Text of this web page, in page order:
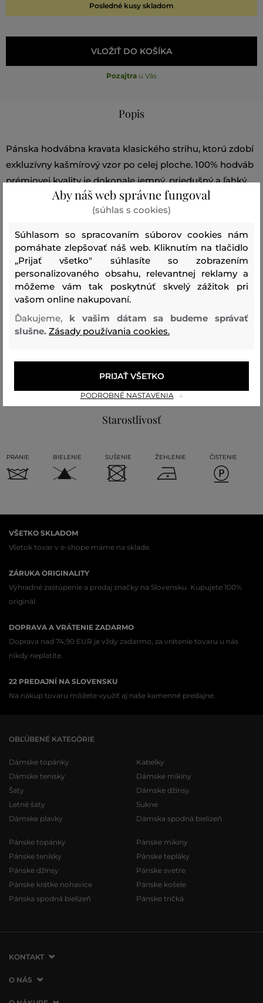
Posledné kusy skladom
VLOŽIŤ DO KOŠÍKA
Pozajtra u Vás
Popis
Pánska hodvábna kravata klasického strihu, ktorú zdobí
exkluzívny kašmírový vzor po celej ploche. 100% hodváb
prémiovej kvality je dokonale jemný, priedušný a ľahký.
Jeho charakteristický lesk a neobyčajne príjemný pocit
pri nosení si navždy zamilujete. Veľmi nápaditý a zároveň
vkusný doplnok, ktorý štýlovo doladí Váš elegantný
outfit.
Sezóna: SS24 Kód produktu: 9950127-324-GC-5-0
HODVÁB
Starostlivosť
PRANIE BIELENIE SUŠENIE ŽEHLENIE ČISTENIE
VŠETKO SKLADOM
Všetok tovar v e-shope máme na sklade.
ZÁRUKA ORIGINALITY
Výhradné zastúpenie a predaj značky na Slovensku. Kupujete 100%
originál.
DOPRAVA A VRÁTENIE ZADARMO
Doprava nad 74,90 EUR je vždy zadarmo, za vrátenie tovaru u nás
nikdy neplatíte.
22 PREDAJNÍ NA SLOVENSKU
Na nákup tovaru môžete využiť aj naše kamenné predajne.
OBĽÚBENÉ KATEGÓRIE
Dámske topánky
Dámske tenisky
Šaty
Letné šaty
Dámske plavky
Kabelky
Dámske mikiny
Dámske džínsy
Sukne
Dámska spodná bielizeň
Pánske topánky
Pánske tenisky
Pánske džínsy
Pánske krátke nohavice
Pánska spodná bielizeň
Pánske mikiny
Pánske tepláky
Pánske svetre
Pánske košele
Pánske tričká
KONTAKT
VERMONT Services Slovakia s. r. o.
O NÁS
Aby náš web správne fungoval
(súhlas s cookies)
Súhlasom so spracovaním súborov cookies nám
pomáhate zlepšovať náš web. Kliknutím na tlačidlo
„Prijať všetko" súhlasíte so zobrazením
personalizovaného obsahu, relevantnej reklamy a
môžeme vám tak poskytnúť skvelý zážitok pri
vašom online nakupovaní.
Ďakujeme, k vašim dátam sa budeme správať
slušne. Zásady používania cookies.
PODROBNÉ NASTAVENIA
PRIJAŤ VŠETKO